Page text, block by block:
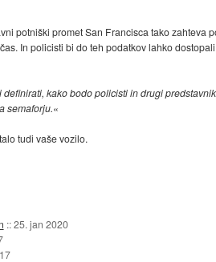
potniški promet San Francisca tako zahteva
In policisti bi do teh podatkov lahko
kako bodo policisti in drugi
semaforju.«
tudi vaše vozilo.
::25. jan 2020